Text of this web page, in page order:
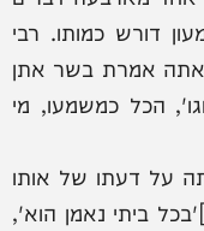
דורש כמותו. רבי
אמרת בשר אתן
הכל כמשמעו, מי
על דעתו של אותו
ביתי נאמן הוא',